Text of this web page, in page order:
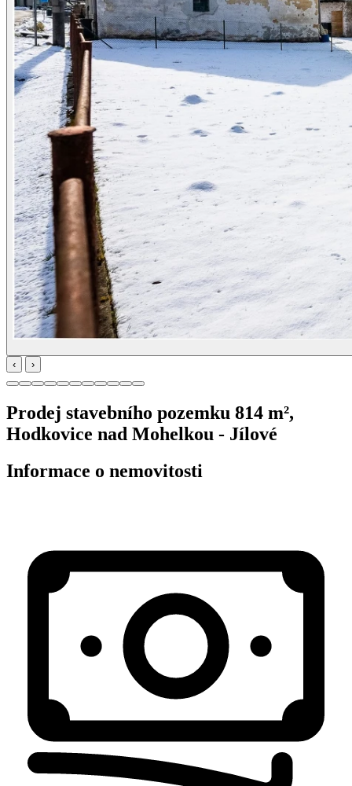
‹ ›
Prodej stavebního pozemku 814 m²,
Hodkovice nad Mohelkou - Jílové
Informace o nemovitosti